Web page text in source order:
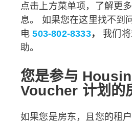
点击上方菜单项，了解更
息。 如果您在这里找不到
电503-802-8333， 我们
助。
您是参与
Voucher 计划的
如果您是房东，且您的租